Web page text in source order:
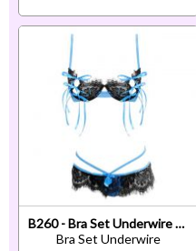
B260 - Bra Set Underwire Kawat Open Cup Biru Celana Dalam
Bra Set Underwire